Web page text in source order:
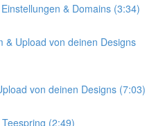
& Domains (3:34)
& Upload von deinen Designs
von deinen Designs (7:03)
(2:49)